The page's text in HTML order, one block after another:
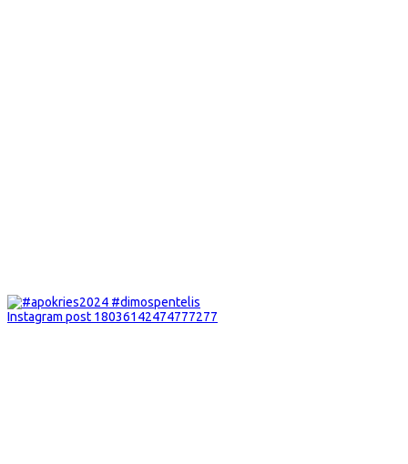
Instagram post 18036142474777277